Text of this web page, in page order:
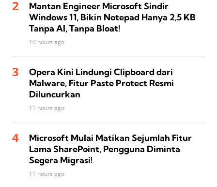
Mantan Engineer Microsoft Sindir
Windows 11, Bikin Notepad Hanya 2,5 KB
Tanpa AI, Tanpa Bloat!
10 hours ago
Opera Kini Lindungi Clipboard dari
Malware, Fitur Paste Protect Resmi
Diluncurkan
11 hours ago
Microsoft Mulai Matikan Sejumlah Fitur
Lama SharePoint, Pengguna Diminta
Segera Migrasi!
11 hours ago